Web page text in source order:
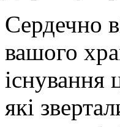
Сердечно
вашого
існування
які